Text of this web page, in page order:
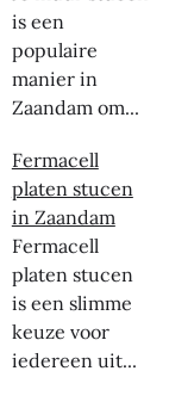
is een
populaire
manier in
Zaandam om...
Fermacell
platen stucen
in Zaandam
Fermacell
platen stucen
is een slimme
keuze voor
iedereen uit...